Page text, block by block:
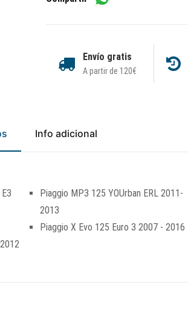
Envío gratis
A partir de 120€
Info adicional
Piaggio MP3 125 YOUrban ERL 2011-
2013
Piaggio X Evo 125 Euro 3 2007 - 2016